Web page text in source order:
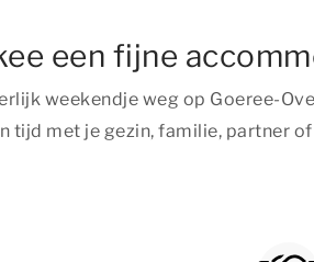
een fijne
weekendje weg op Goeree-
met je gezin, familie, partner